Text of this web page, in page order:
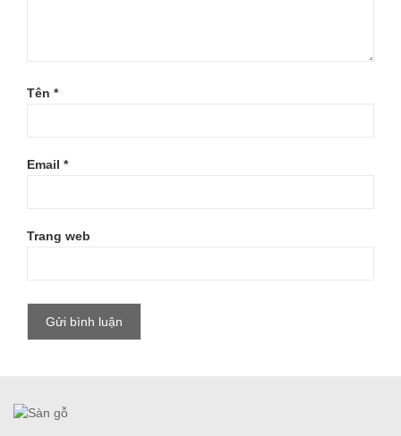
Tên *
Email *
Trang web